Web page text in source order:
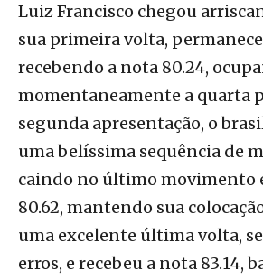
Luiz Francisco chegou
sua primeira volta,
recebendo a nota 80.24,
momentaneamente a quarta
segunda apresentação, o
uma belíssima sequência de
caindo no último movimento
80.62, mantendo sua
uma excelente última volta,
erros, e recebeu a nota 83.14,